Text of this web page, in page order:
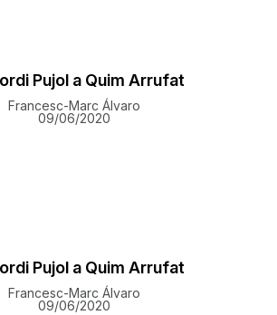
Pujol a Quim Arrufat
Francesc-Marc Álvaro
09/06/2020
Pujol a Quim Arrufat
Francesc-Marc Álvaro
09/06/2020